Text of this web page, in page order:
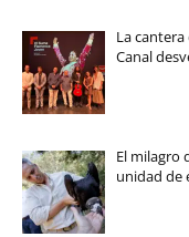
La
Canal
El milagro
unidad de